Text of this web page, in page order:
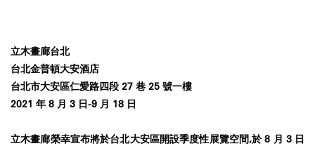
立木畫廊台北
台北金普頓大安酒店
台北市大安區仁愛路四段 27 巷 25 號一樓
2021 年 8 月 3 日-9 月 18 日
立木畫廊榮幸宣布將於台北大安區開設季度性展覽空間,於 8 月 3 日